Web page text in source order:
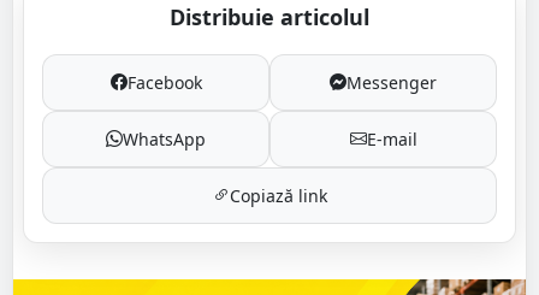
Distribuie articolul
Facebook Messenger
WhatsApp E-mail
Copiază link